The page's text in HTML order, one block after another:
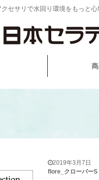
セサリで水回り環境をもっと心
2019年3月7日
flore_クローバーS